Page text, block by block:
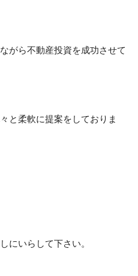
がら不動産投資を成功させて
と柔軟に提案をしておりま
にいらして下さい。